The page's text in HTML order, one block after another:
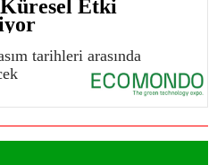
Etki
tarihleri arasında